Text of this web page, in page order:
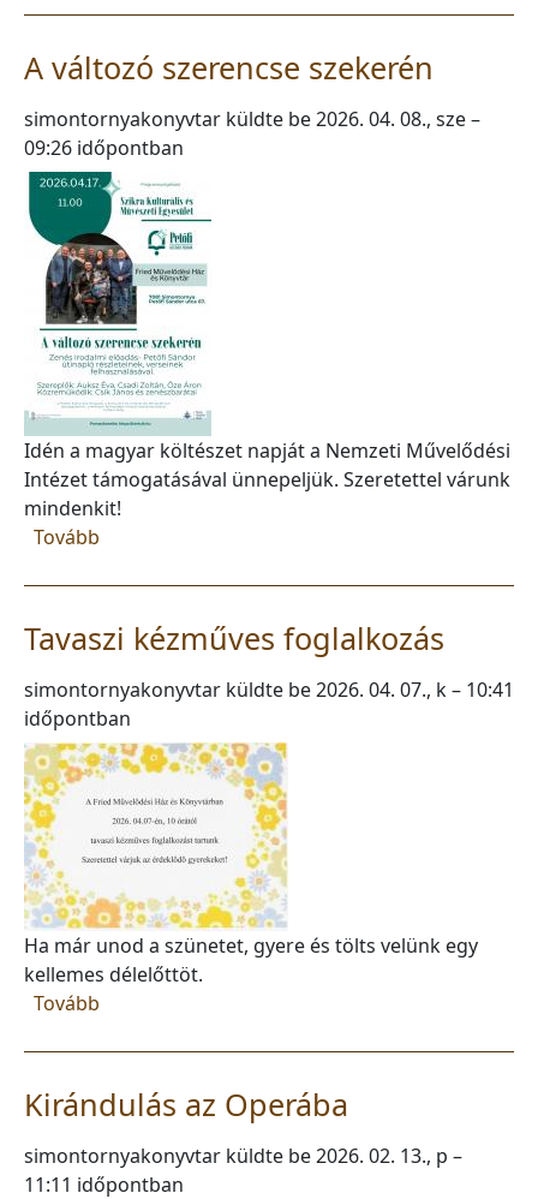
A változó szerencse szekerén
simontornyakonyvtar küldte be2026. 04. 08., sze –
09:26 időpontban
Idén a magyar költészet napját a Nemzeti Művelődési
Intézet támogatásával ünnepeljük. Szeretettel várunk
mindenkit!
Tovább
Tavaszi kézműves foglalkozás
simontornyakonyvtar küldte be2026. 04. 07., k – 10:41
időpontban
Ha már unod a szünetet, gyere és tölts velünk egy
kellemes délelőttöt.
Tovább
Kirándulás az Operába
simontornyakonyvtar küldte be2026. 02. 13., p –
11:11 időpontban